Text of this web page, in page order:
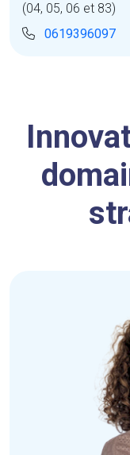
(04, 05, 06 et 83)
0619396097